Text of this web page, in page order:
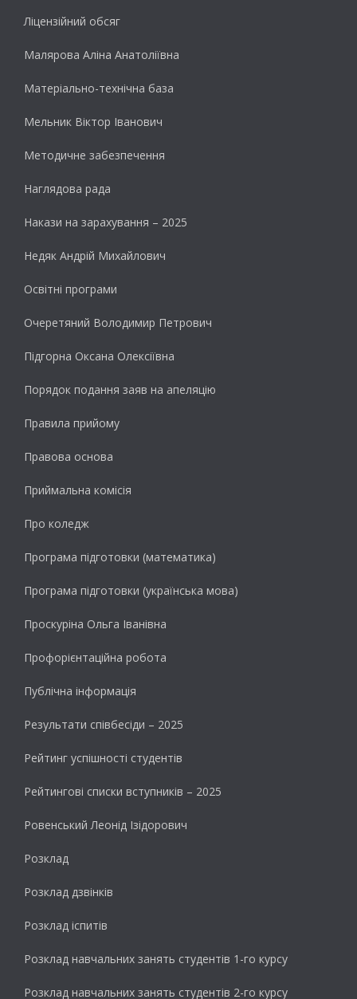
Ліцензійний обсяг
Малярова Аліна Анатоліївна
Матеріально-технічна база
Мельник Віктор Іванович
Методичне забезпечення
Наглядова рада
Накази на зарахування – 2025
Недяк Андрій Михайлович
Освітні програми
Очеретяний Володимир Петрович
Підгорна Оксана Олексіївна
Порядок подання заяв на апеляцію
Правила прийому
Правова основа
Приймальна комісія
Про коледж
Програма підготовки (математика)
Програма підготовки (українська мова)
Проскуріна Ольга Іванівна
Профорієнтаційна робота
Публічна інформація
Результати cпівбесіди – 2025
Рейтинг успішності студентів
Рейтингові списки вступників – 2025
Ровенський Леонід Ізідорович
Розклад
Розклад дзвінків
Розклад іспитів
Розклад навчальних занять студентів 1-го курсу
Розклад навчальних занять студентів 2-го курсу